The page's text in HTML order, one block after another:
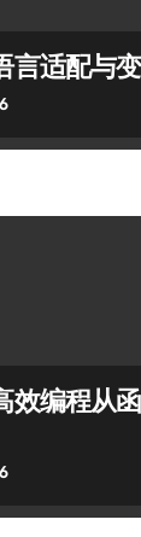
言适配与
效编程从